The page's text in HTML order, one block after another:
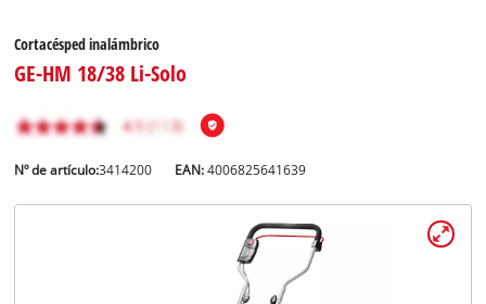
Cortacésped inalámbrico
GE-HM 18/38 Li-Solo
Nº de artículo:3414200 EAN:4006825641639